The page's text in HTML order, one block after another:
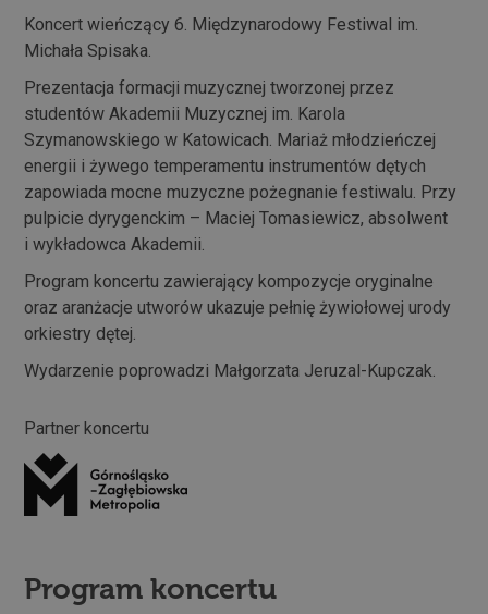
Koncert wieńczący 6. Międzynarodowy Festiwal im.
Michała Spisaka.
Prezentacja formacji muzycznej tworzonej przez
studentów Akademii Muzycznej im. Karola
Szymanowskiego w Katowicach. Mariaż młodzieńczej
energii i żywego temperamentu instrumentów dętych
zapowiada mocne muzyczne pożegnanie festiwalu. Przy
pulpicie dyrygenckim – Maciej Tomasiewicz, absolwent
i wykładowca Akademii.
Program koncertu zawierający kompozycje oryginalne
oraz aranżacje utworów ukazuje pełnię żywiołowej urody
orkiestry dętej.
Wydarzenie poprowadzi Małgorzata Jeruzal-Kupczak.
Partner koncertu
Program koncertu